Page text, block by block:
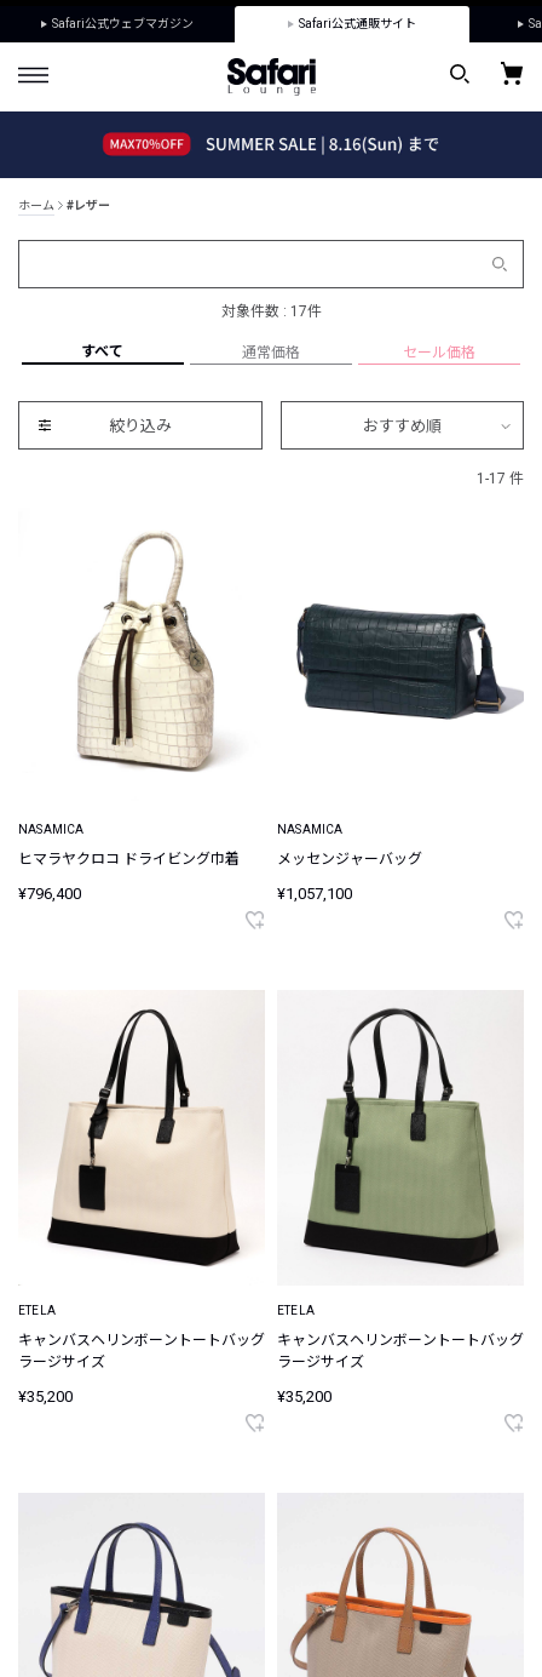
Safari公式ウェブマガジン Safari公式通販サイト
ホーム #レザー
対象件数 : 17件
すべて 通常価格 セール価格
絞り込み おすすめ順
1-17 件
NASAMICA
ヒマラヤクロコ ドライビング巾着
¥796,400
NASAMICA
メッセンジャーバッグ
¥1,057,100
ETELA
キャンバスヘリンボーントートバッグ
ラージサイズ
¥35,200
ETELA
キャンバスヘリンボーントートバッグ
ラージサイズ
¥35,200